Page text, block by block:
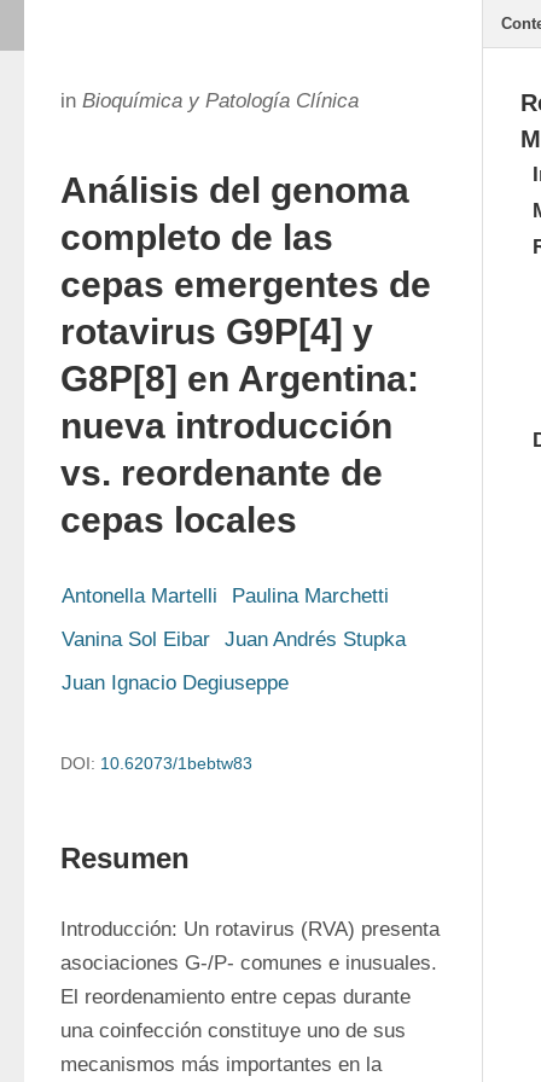
in Bioquímica y Patología Clínica
Análisis del genoma
completo de las
cepas emergentes de
rotavirus G9P[4] y
G8P[8] en Argentina:
nueva introducción
vs. reordenante de
cepas locales
Antonella Martelli
Paulina Marchetti
Vanina Sol Eibar
Juan Andrés Stupka
Juan Ignacio Degiuseppe
DOI: 10.62073/1bebtw83
Resumen
Introducción: Un rotavirus (RVA) presenta
asociaciones G-/P- comunes e inusuales.
El reordenamiento entre cepas durante
una coinfección constituye uno de sus
mecanismos más importantes en la